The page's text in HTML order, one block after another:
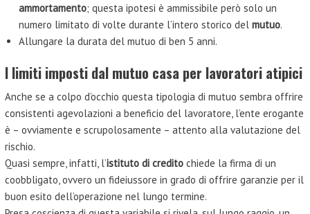
ammortamento; questa ipotesi è ammissibile però solo un
numero limitato di volte durante l’intero storico del mutuo.
Allungare la durata del mutuo di ben 5 anni.
I limiti imposti dal mutuo casa per lavoratori atipici
Anche se a colpo d’occhio questa tipologia di mutuo sembra offrire
consistenti agevolazioni a beneficio del lavoratore, l’ente erogante
è – ovviamente e scrupolosamente – attento alla valutazione del
rischio.
Quasi sempre, infatti, l’istituto di creditochiede la firma di un
coobbligato, ovvero un fideiussore in grado di offrire garanzie per il
buon esito dell’operazione nel lungo termine.